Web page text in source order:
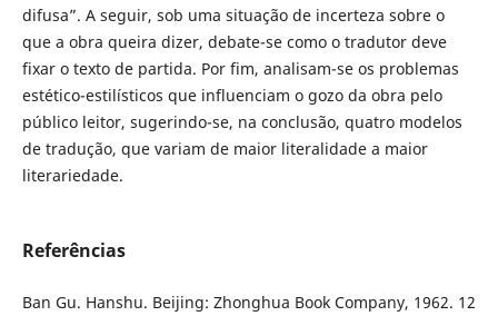
difusa”. A seguir, sob uma situação de incerteza sobre o
que a obra queira dizer, debate-se como o tradutor deve
fixar o texto de partida. Por fim, analisam-se os problemas
estético-estilísticos que influenciam o gozo da obra pelo
público leitor, sugerindo-se, na conclusão, quatro modelos
de tradução, que variam de maior literalidade a maior
literariedade.
Referências
Ban Gu. Hanshu. Beijing: Zhonghua Book Company, 1962. 12